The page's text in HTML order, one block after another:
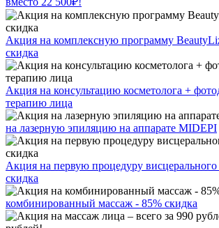
Акция на комплексную программу
скидка
Акция на консультацию косметолога +
терапию лица
на лазерную эпиляцию на аппарате MIDEPI
Акция на первую процедуру
скидка
комбинированный массаж - 85% скидка